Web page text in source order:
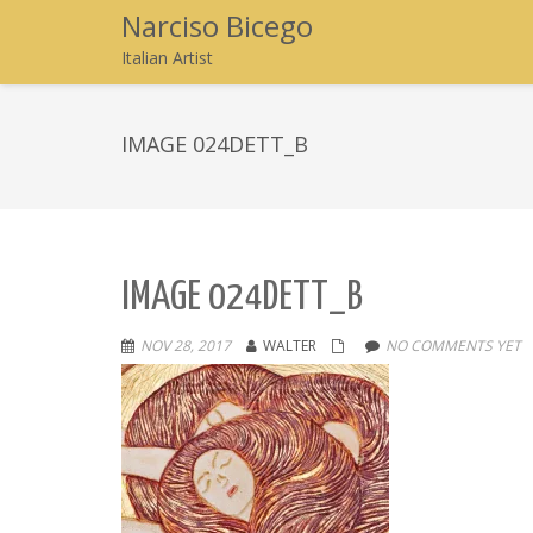
Narciso Bicego
Italian Artist
IMAGE 024DETT_B
IMAGE 024DETT_B
NOV 28, 2017 WALTER NO COMMENTS YET